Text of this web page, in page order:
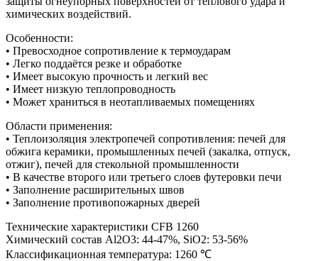
химических воздействий.
Особенности:
• Превосходное сопротивление к термоударам
• Легко поддаётся резке и обработке
• Имеет высокую прочность и легкий вес
• Имеет низкую теплопроводность
• Может храниться в неотапливаемых помещениях
Области применения:
• Теплоизоляция электропечей сопротивления: печей для
обжига керамики, промышленных печей (закалка, отпуск,
отжиг), печей для стекольной промышленности
• В качестве второго или третьего слоев футеровки печи
• Заполнение расширительных швов
• Заполнение противопожарных дверей
Технические характеристики CFB 1260
Химический состав Al2O3: 44-47%, SiO2: 53-56%
Классификационная температура: 1260 ℃